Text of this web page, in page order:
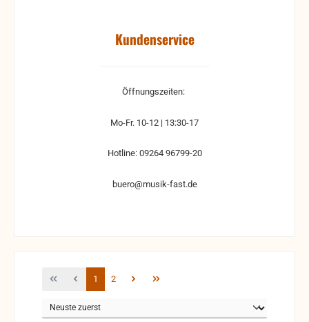
Kundenservice
Öffnungszeiten:
Mo-Fr. 10-12 | 13:30-17
Hotline: 09264 96799-20
buero@musik-fast.de
Seite
1 Seite
2